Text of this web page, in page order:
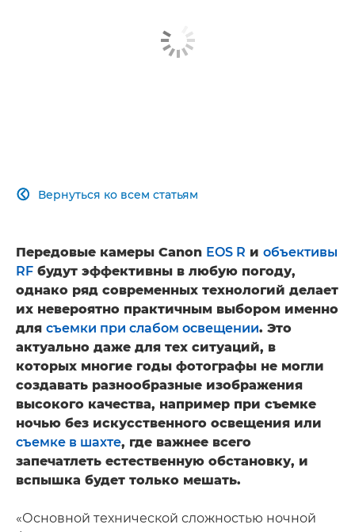
Вернуться ко всем статьям

Передовые камеры Canon EOS R и объективы
RF будут эффективны в любую погоду,
однако ряд современных технологий делает
их невероятно практичным выбором именно
для съемки при слабом освещении. Это
актуально даже для тех ситуаций, в
которых многие годы фотографы не могли
создавать разнообразные изображения
высокого качества, например при съемке
ночью без искусственного освещения или
съемке в шахте, где важнее всего
запечатлеть естественную обстановку, и
вспышка будет только мешать.
«Основной технической сложностью ночной